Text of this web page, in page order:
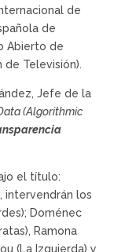
de
de
Abierto de
de Televisión).
Jefe de la
(Algorithmic
el título:
, intervendrán los
Doménec
Ramona
(La Izquierda) y